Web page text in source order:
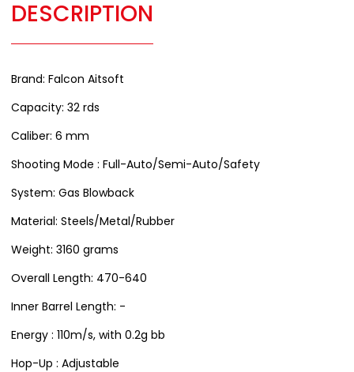
DESCRIPTION
Brand: Falcon Aitsoft
Capacity: 32 rds
Caliber: 6 mm
Shooting Mode : Full-Auto/Semi-Auto/Safety
System: Gas Blowback
Material: Steels/Metal/Rubber
Weight: 3160 grams
Overall Length: 470-640
Inner Barrel Length: -
Energy : 110m/s, with 0.2g bb
Hop-Up : Adjustable